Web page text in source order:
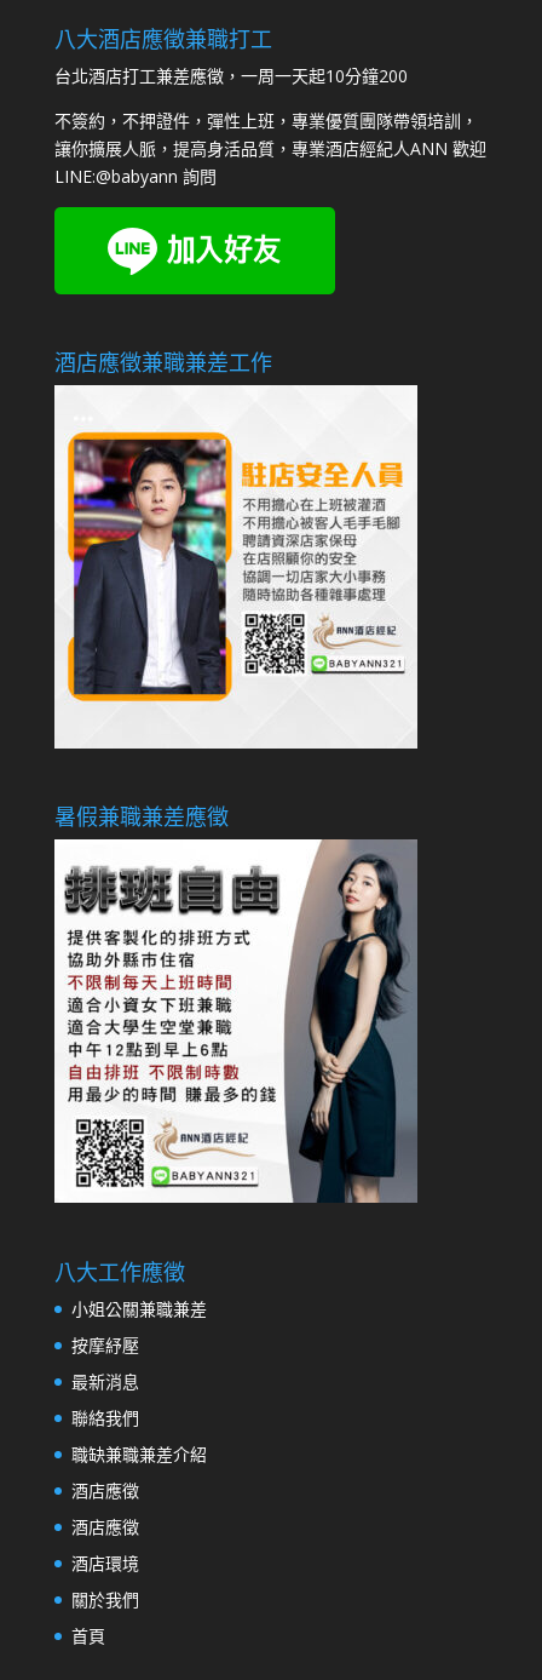
八大酒店應徵兼職打工
台北酒店打工兼差應徵，一周一天起10分鐘200
不簽約，不押證件，彈性上班，專業優質團隊帶領培訓，
讓你擴展人脈，提高身活品質，專業酒店經紀人ANN 歡迎
LINE:@babyann 詢問
酒店應徵兼職兼差工作
暑假兼職兼差應徵
八大工作應徵
小姐公關兼職兼差
按摩紓壓
最新消息
聯絡我們
職缺兼職兼差介紹
酒店應徵
酒店應徵
酒店環境
關於我們
首頁